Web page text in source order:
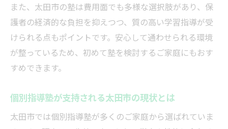
また、太田市の塾は費用面でも多様な選択肢があり、保
護者の経済的な負担を抑えつつ、質の高い学習指導が受
けられる点もポイントです。安心して通わせられる環境
が整っているため、初めて塾を検討するご家庭にもおす
すめできます。
個別指導塾が支持される太田市の現状とは
太田市では個別指導塾が多くのご家庭から選ばれていま